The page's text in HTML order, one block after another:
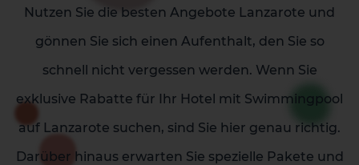
Nutzen Sie die besten Angebote Lanzarote und
gönnen Sie sich einen Aufenthalt, den Sie so
schnell nicht vergessen werden. Wenn Sie
exklusive Rabatte für Ihr Hotel mit Swimmingpool
auf Lanzarote suchen, sind Sie hier genau richtig.
Darüber hinaus erwarten Sie spezielle Pakete und